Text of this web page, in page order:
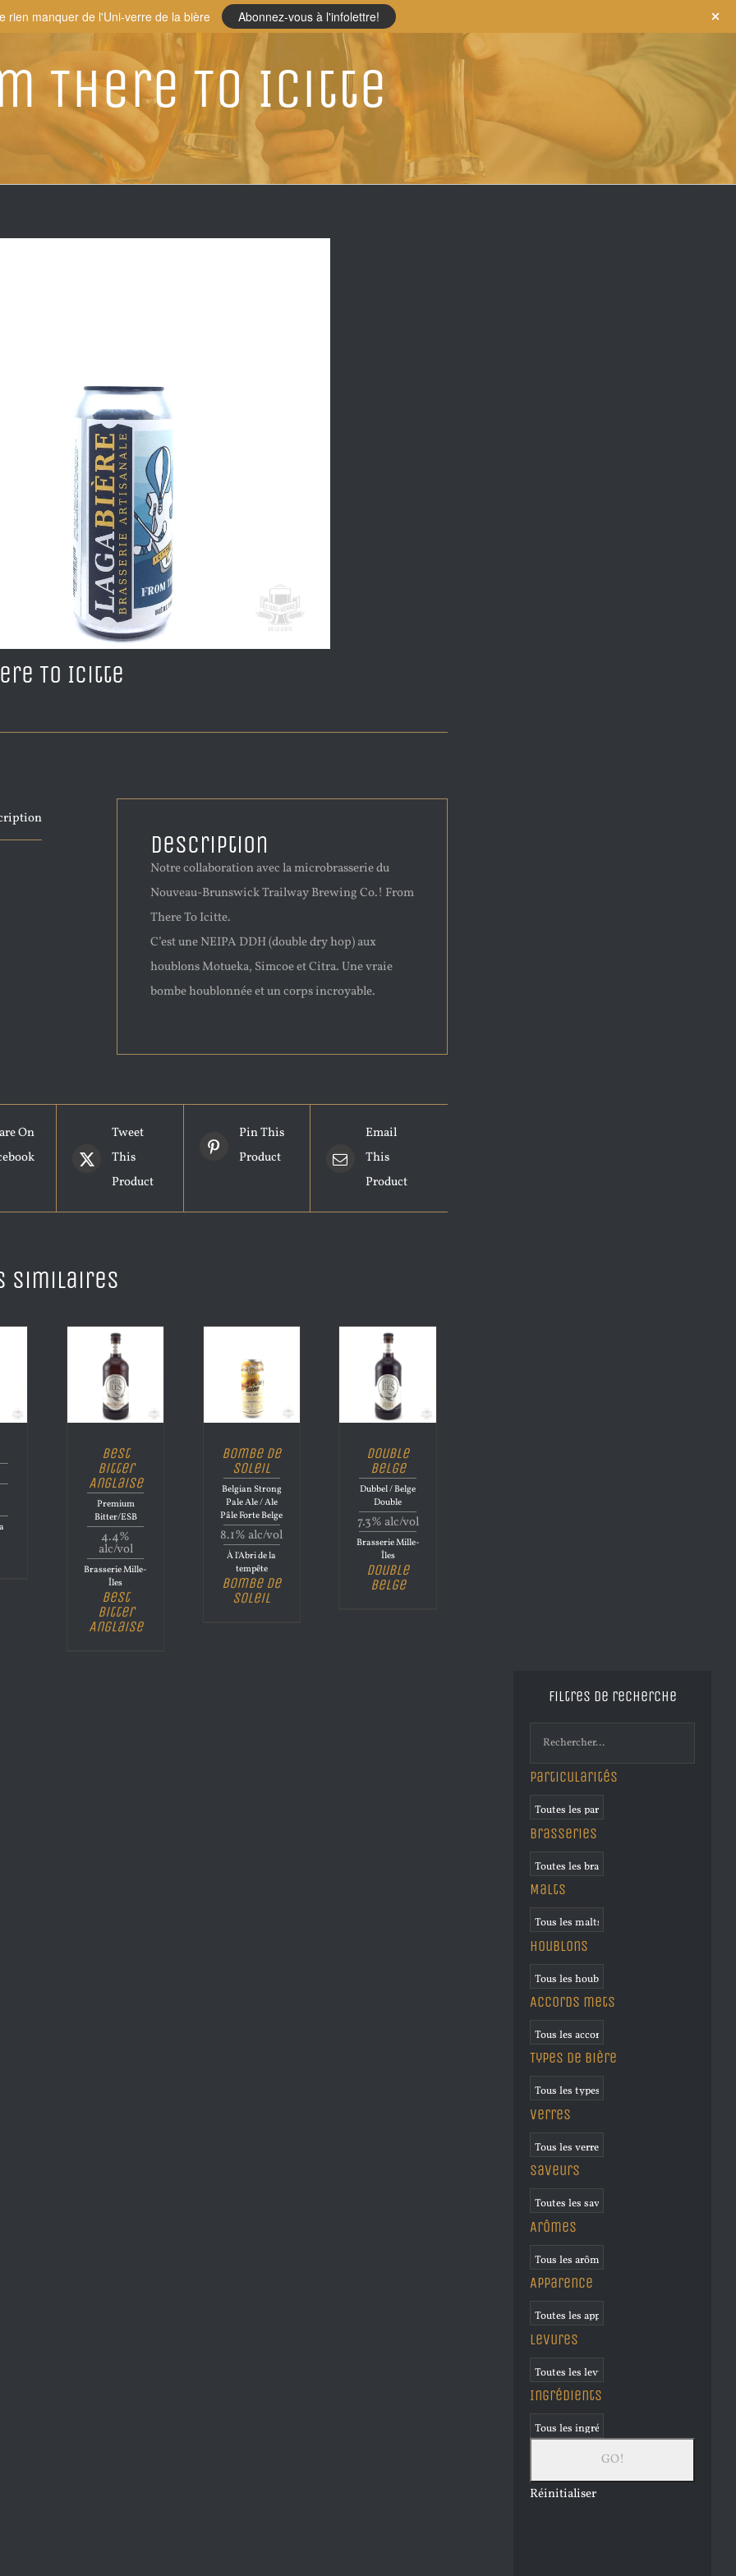
There To Icitte
To Icitte
Description
Notre collaboration avec la microbrasserie du
Nouveau-Brunswick Trailway Brewing Co.! From
There To Icitte.
C’est une NEIPA DDH (double dry hop) aux
houblons Motueka, Simcoe et Citra. Une vraie
bombe houblonnée et un corps incroyable.
On
Tweet
This
Product
Pin This
Product
Email
This
Product
similaires
Best
Bitter
Anglaise
Premium
Bitter/ESB
4.4%
alc/vol
Brasserie Mille-
Îles
Best
Bitter
Anglaise
Bombe de
Soleil
Belgian Strong
Pale Ale / Ale
Pâle Forte Belge
8.1% alc/vol
À l'Abri de la
tempête
Bombe de
Soleil
Double
Belge
Dubbel / Belge
Double
7.3% alc/vol
Brasserie Mille-
Îles
Double
Belge
Filtres de recherche
Particularités
Brasseries
Malts
Houblons
Accords mets
Types de bière
Verres
Saveurs
Arômes
Apparence
Levures
Ingrédients
Réinitialiser
rien manquer de l'Uni-verre de la bière Abonnez-vous à l'infolettre!